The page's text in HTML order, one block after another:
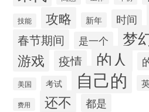
技能 攻略 新年 时间
春节期间 是一个 梦
游戏 疫情 的人
美国 考试 自己的
费用 还不 都是